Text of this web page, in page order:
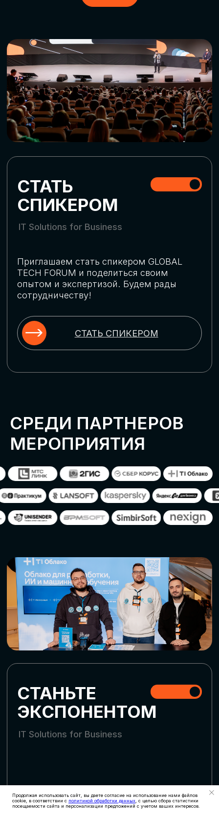
Продолжая использовать сайт, вы даете согласие на использование нами файлов
cookie, в соответствии с политикой обработки данных , с целью сбора статистики
посещаемости сайта и персонализации предложений с учетом ваших интересов.
ОСТАВИТЬ
ЗАЯВКУ
СТАТЬ ПАРТНЕРОМ
СКАЧАТЬ ПРОГРАММУ
СТАТЬ СПИКЕРОМ
Оставьте заявку, наши менеджеры
СТАТЬ УЧАСТНИКОМ